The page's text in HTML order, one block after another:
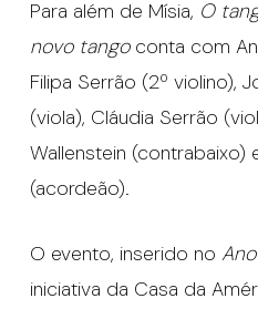
Para além de Mísia, O
novo tangoconta com
Filipa Serrão (2º violino),
(viola), Cláudia Serrão
Wallenstein (contrabaixo)
(acordeão).
O evento, inserido no
iniciativa da Casa da